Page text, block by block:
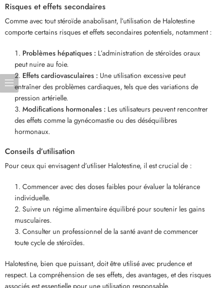
Risques et effets secondaires
Comme avec tout stéroïde anabolisant, l’utilisation de Halotestine
comporte certains risques et effets secondaires potentiels, notamment :
Problèmes hépatiques : L’administration de stéroïdes oraux
peut nuire au foie.
Effets cardiovasculaires : Une utilisation excessive peut
entraîner des problèmes cardiaques, tels que des variations de
pression artérielle.
Modifications hormonales : Les utilisateurs peuvent rencontrer
des effets comme la gynécomastie ou des déséquilibres
hormonaux.
Conseils d’utilisation
Pour ceux qui envisagent d’utiliser Halotestine, il est crucial de :
Commencer avec des doses faibles pour évaluer la tolérance
individuelle.
Suivre un régime alimentaire équilibré pour soutenir les gains
musculaires.
Consulter un professionnel de la santé avant de commencer
toute cycle de stéroïdes.
Halotestine, bien que puissant, doit être utilisé avec prudence et
respect. La compréhension de ses effets, des avantages, et des risques
associés est essentielle pour une utilisation responsable.